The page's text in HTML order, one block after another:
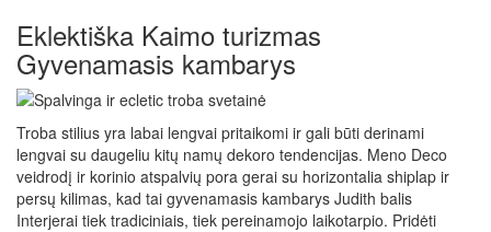
Eklektiška Kaimo turizmas
Gyvenamasis kambarys
Troba stilius yra labai lengvai pritaikomi ir gali būti derinami
lengvai su daugeliu kitų namų dekoro tendencijas. Meno Deco
veidrodį ir korinio atspalvių pora gerai su horizontalia shiplap ir
persų kilimas, kad tai gyvenamasis kambarys Judith balis
Interjerai tiek tradiciniais, tiek pereinamojo laikotarpio. Pridėti